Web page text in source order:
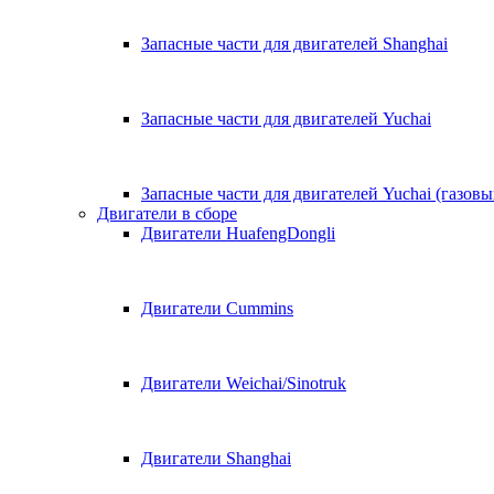
Запасные части для двигателей Shanghai
Запасные части для двигателей Yuchai
Запасные части для двигателей Yuchai
Двигатели в сборе
Двигатели HuafengDongli
Двигатели Cummins
Двигатели Weichai/Sinotruk
Двигатели Shanghai